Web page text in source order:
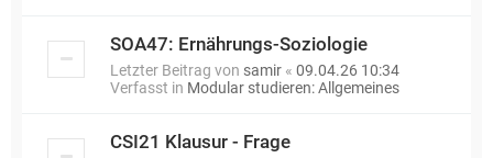
SOA47: Ernährungs-Soziologie
Letzter Beitrag von samir « 09.04.26 10:34
Verfasst in Modular studieren: Allgemeines
CSI21 Klausur - Frage